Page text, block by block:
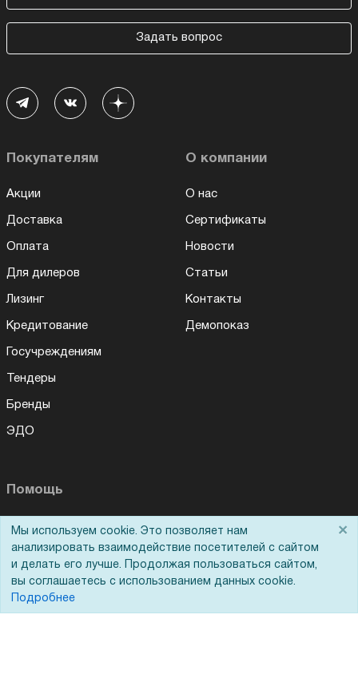
Задать вопрос
Покупателям
Акции
Доставка
Оплата
Для дилеров
Лизинг
Кредитование
Госучреждениям
Тендеры
Бренды
ЭДО
О компании
О нас
Сертификаты
Новости
Статьи
Контакты
Демопоказ
Помощь
Вопрос-ответ
Реквизиты
Гарантии и возврат
Сервисный центр
Мы используем cookie. Это позволяет нам
анализировать взаимодействие посетителей с сайтом
и делать его лучше. Продолжая пользоваться сайтом,
вы соглашаетесь с использованием данных cookie.
Подробнее
×